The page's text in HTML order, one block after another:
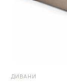
ДИВАНИ